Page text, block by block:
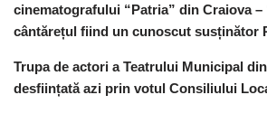
cinematografului “Patria” din Craiova –
cântărețul fiind un cunoscut susținător
Trupa de actori a Teatrului Municipal
desființată azi prin votul Consiliului